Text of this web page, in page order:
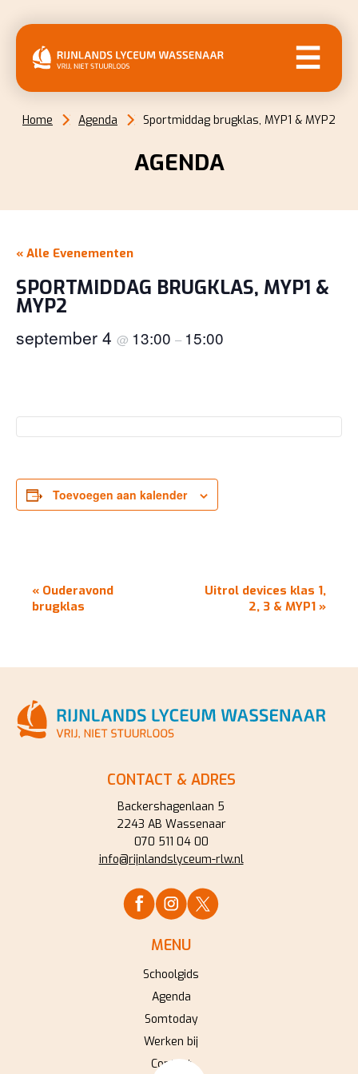
Home Agenda Sportmiddag brugklas, MYP1 & MYP2
AGENDA
« Alle Evenementen
SPORTMIDDAG BRUGKLAS, MYP1 &
MYP2
september 4 @ 13:00 – 15:00
Toevoegen aan kalender
EVENEMENT
NAVIGATIE
« Ouderavond
brugklas
Uitrol devices klas 1,
2, 3 & MYP1 »
CONTACT & ADRES
Backershagenlaan 5
2243 AB Wassenaar
070 511 04 00
info@rijnlandslyceum-rlw.nl
MENU
Schoolgids
Agenda
Somtoday
Werken bij
Contact